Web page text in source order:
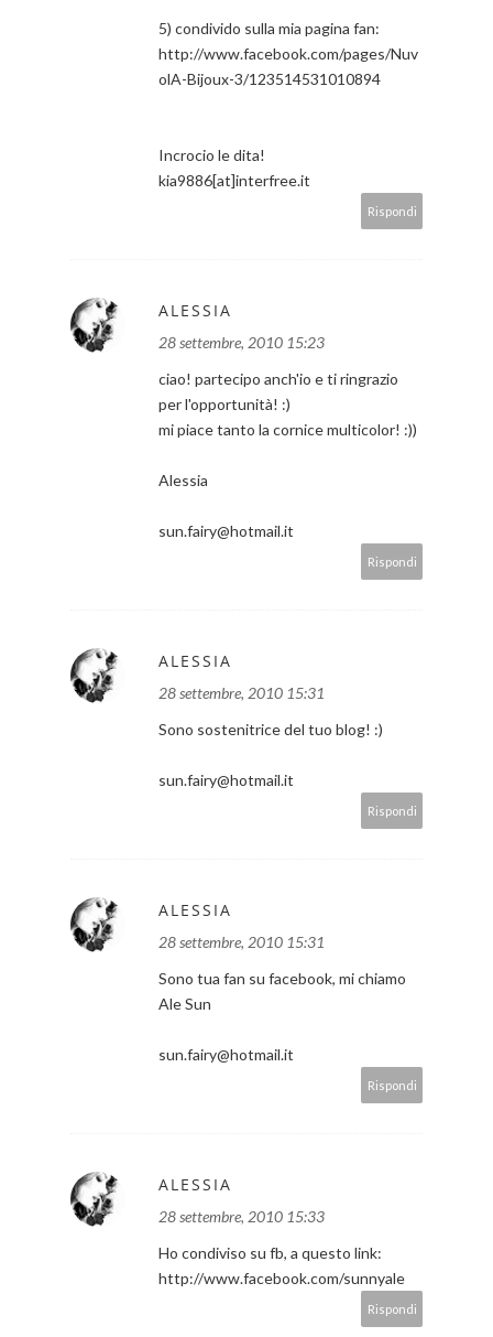
5) condivido sulla mia pagina fan:
http://www.facebook.com/pages/Nuv
olA-Bijoux-3/123514531010894
Incrocio le dita!
kia9886[at]interfree.it
Rispondi
ALESSIA
28 settembre, 2010 15:23
ciao! partecipo anch'io e ti ringrazio
per l'opportunità! :)
mi piace tanto la cornice multicolor! :))
Alessia
sun.fairy@hotmail.it
Rispondi
ALESSIA
28 settembre, 2010 15:31
Sono sostenitrice del tuo blog! :)
sun.fairy@hotmail.it
Rispondi
ALESSIA
28 settembre, 2010 15:31
Sono tua fan su facebook, mi chiamo
Ale Sun
sun.fairy@hotmail.it
Rispondi
ALESSIA
28 settembre, 2010 15:33
Ho condiviso su fb, a questo link:
http://www.facebook.com/sunnyale
Rispondi